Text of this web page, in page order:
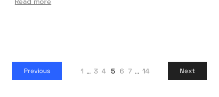
Previous 1 … 3 4 5 6 7 … 14 Next